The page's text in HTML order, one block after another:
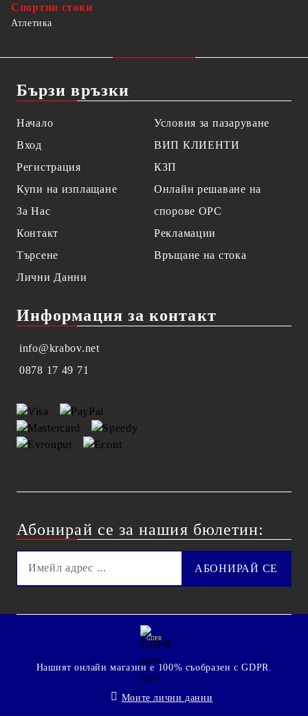
Спортни стоки
Атлетика
Бързи връзки
Начало
Вход
Регистрация
Купи на изплащане
За Нас
Контакт
Търсене
Лични Данни
Условия за пазаруване
ВИП КЛИЕНТИ
КЗП
Онлайн решаване на
спорове OPC
Рекламации
Връщане на стока
Информация за контакт
info@krabov.net
0878 17 49 71
Абонирай се за нашия бюлетин:
GDPR
Нашият онлайн магазин е 100% съобразен с GDPR.
Моите лични данни